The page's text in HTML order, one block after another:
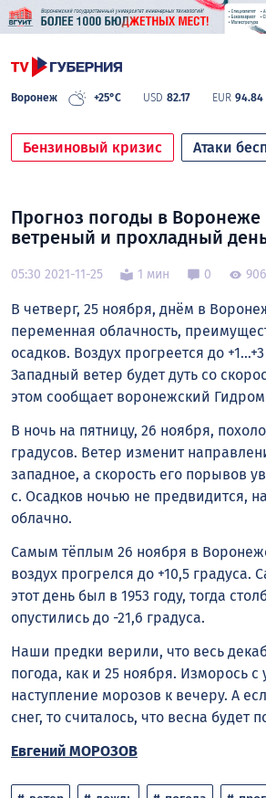
Воронеж +25°C USD 82.17 EUR 94.84
Бензиновый кризис Атаки
Прогноз погоды в Воронеже
ветреный и прохладный
05:30 2021-11-25 1 мин 0 906
В четверг, 25 ноября, днём в
переменная облачность,
осадков. Воздух прогреется до
Западный ветер будет дуть со
этом сообщает воронежский
В ночь на пятницу, 26 ноября,
градусов. Ветер изменит
западное, а скорость его порывов
с. Осадков ночью не предвидится,
облачно.
Самым тёплым 26 ноября в
воздух прогрелся до +10,5
этот день был в 1953 году, тогда
опустились до -21,6 градуса.
Наши предки верили, что весь
погода, как и 25 ноября. Изморось
наступление морозов к вечеру. А
снег, то считалось, что весна будет
Евгений МОРОЗОВ